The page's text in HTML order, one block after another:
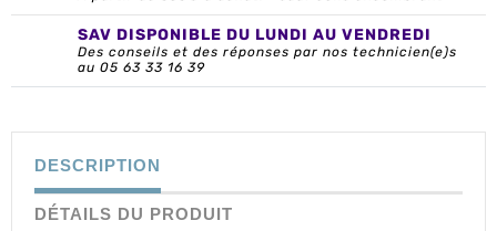
SAV DISPONIBLE DU LUNDI AU VENDREDI
Des conseils et des réponses par nos technicien(e)s
au 05 63 33 16 39
DESCRIPTION
DÉTAILS DU PRODUIT